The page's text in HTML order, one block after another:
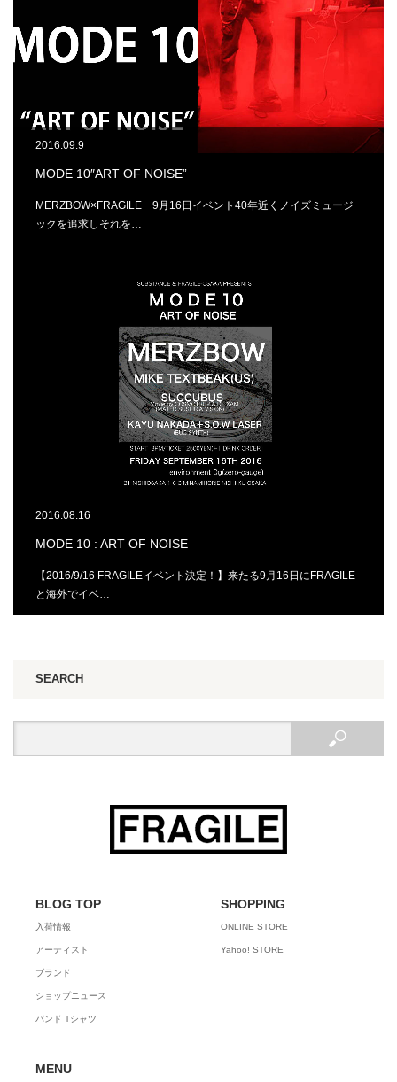
2016.09.9
MODE 10″ART OF NOISE”
MERZBOW×FRAGILE 9月16日イベント40年近くノイズミュージ
ックを追求しそれを…
2016.08.16
MODE 10 : ART OF NOISE
【2016/9/16 FRAGILEイベント決定！】来たる9月16日にFRAGILE
と海外でイベ…
SEARCH
BLOG TOP
入荷情報
アーティスト
ブランド
ショップニュース
バンド Tシャツ
SHOPPING
ONLINE STORE
Yahoo! STORE
MENU